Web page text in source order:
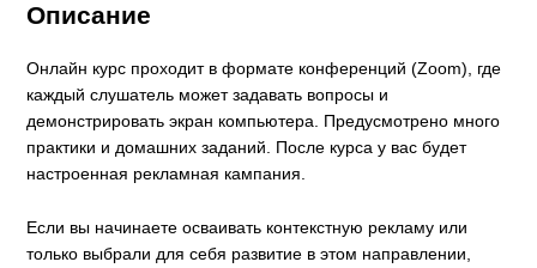
Описание
Онлайн курс проходит в формате конференций (Zoom), где
каждый слушатель может задавать вопросы и
демонстрировать экран компьютера. Предусмотрено много
практики и домашних заданий. После курса у вас будет
настроенная рекламная кампания.
Если вы начинаете осваивать контекстную рекламу или
только выбрали для себя развитие в этом направлении,